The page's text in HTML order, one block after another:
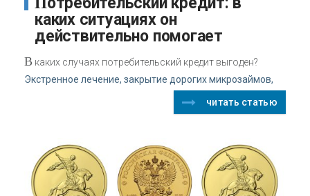
каких ситуациях он
действительно помогает
В каких случаях потребительский кредит выгоден?
Экстренное лечение, закрытие дорогих микрозаймов,
читать статью